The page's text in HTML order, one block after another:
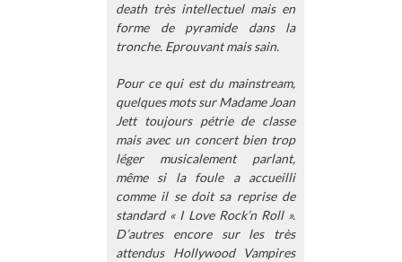
death très intellectuel mais en
forme de pyramide dans la
tronche. Eprouvant mais sain.
Pour ce qui est du mainstream,
quelques mots sur Madame Joan
Jett toujours pétrie de classe
mais avec un concert bien trop
léger musicalement parlant,
même si la foule a accueilli
comme il se doit sa reprise de
standard « I Love Rock’n Roll ».
D’autres encore sur les très
attendus Hollywood Vampires